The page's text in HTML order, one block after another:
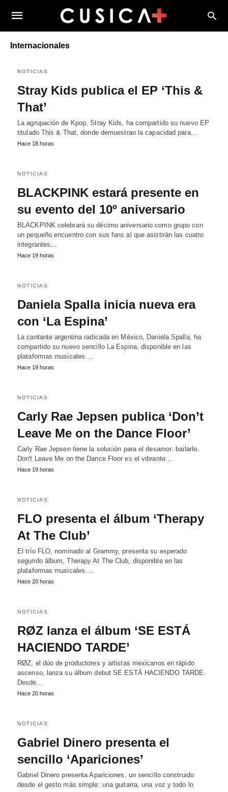
Internacionales
NOTICIAS
Stray Kids publica el EP ‘This &
That’
La agrupación de Kpop, Stray Kids, ha compartido su nuevo EP
titulado This & That, donde demuestran la capacidad para…
Hace 18 horas
NOTICIAS
BLACKPINK estará presente en
su evento del 10º aniversario
BLACKPINK celebrará su décimo aniversario como grupo con
un pequeño encuentro con sus fans al que asistirán las cuatro
integrantes…
Hace 19 horas
NOTICIAS
Daniela Spalla inicia nueva era
con ‘La Espina’
La cantante argentina radicada en México, Daniela Spalla, ha
compartido su nuevo sencillo La Espina, disponible en las
plataformas musicales.…
Hace 19 horas
NOTICIAS
Carly Rae Jepsen publica ‘Don’t
Leave Me on the Dance Floor’
Carly Rae Jepsen tiene la solución para el desamor: bailarlo.
Don't Leave Me on the Dance Floor es el vibrante…
Hace 19 horas
NOTICIAS
FLO presenta el álbum ‘Therapy
At The Club’
El trío FLO, nominado al Grammy, presenta su esperado
segundo álbum, Therapy At The Club, disponible en las
plataformas musicales.…
Hace 20 horas
NOTICIAS
RØZ lanza el álbum ‘SE ESTÁ
HACIENDO TARDE’
RØZ, el dúo de productores y artistas mexicanos en rápido
ascenso, lanza su álbum debut SE ESTÁ HACIENDO TARDE.
Desde…
Hace 20 horas
NOTICIAS
Gabriel Dinero presenta el
sencillo ‘Apariciones’
Gabriel Dinero presenta Apariciones, un sencillo construido
desde el gesto más simple: una guitarra, una voz y todo lo